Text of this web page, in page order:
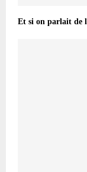
Et si on parlait de